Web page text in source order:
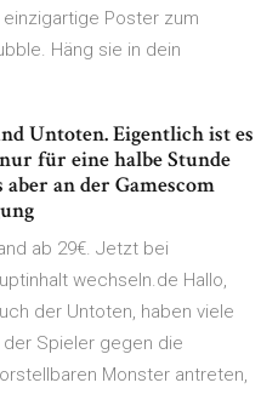
Poster zum
Häng sie in dein
Untoten. Eigentlich ist es
für eine halbe Stunde
an der Gamescom
ab 29€. Jetzt bei
wechseln.de Hallo,
der Untoten, haben viele
Spieler gegen die
Monster antreten,